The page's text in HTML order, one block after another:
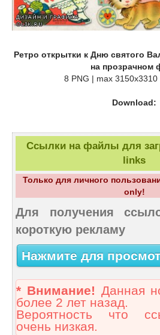
Ретро открытки к Дню святого
на прозрачном
8 PNG | max
Download:
Ссылки на файлы для
links
Только для личного
only!
Для получения
короткую рекламу
Нажмите для
* Внимание! Данная
более 2 лет назад.
Вероятность что
очень низкая.